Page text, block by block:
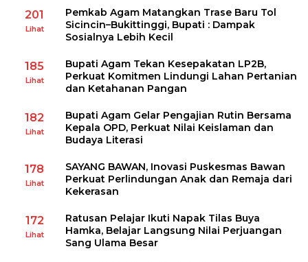
201
Lihat
Pemkab Agam Matangkan Trase Baru Tol
Sicincin–Bukittinggi, Bupati : Dampak
Sosialnya Lebih Kecil
185
Lihat
Bupati Agam Tekan Kesepakatan LP2B,
Perkuat Komitmen Lindungi Lahan Pertanian
dan Ketahanan Pangan
182
Lihat
Bupati Agam Gelar Pengajian Rutin Bersama
Kepala OPD, Perkuat Nilai Keislaman dan
Budaya Literasi
178
Lihat
SAYANG BAWAN, Inovasi Puskesmas Bawan
Perkuat Perlindungan Anak dan Remaja dari
Kekerasan
172
Lihat
Ratusan Pelajar Ikuti Napak Tilas Buya
Hamka, Belajar Langsung Nilai Perjuangan
Sang Ulama Besar